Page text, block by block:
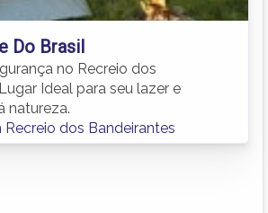
Do Brasil
no Recreio dos
Ideal para seu lazer e
natureza.
Recreio dos Bandeirantes